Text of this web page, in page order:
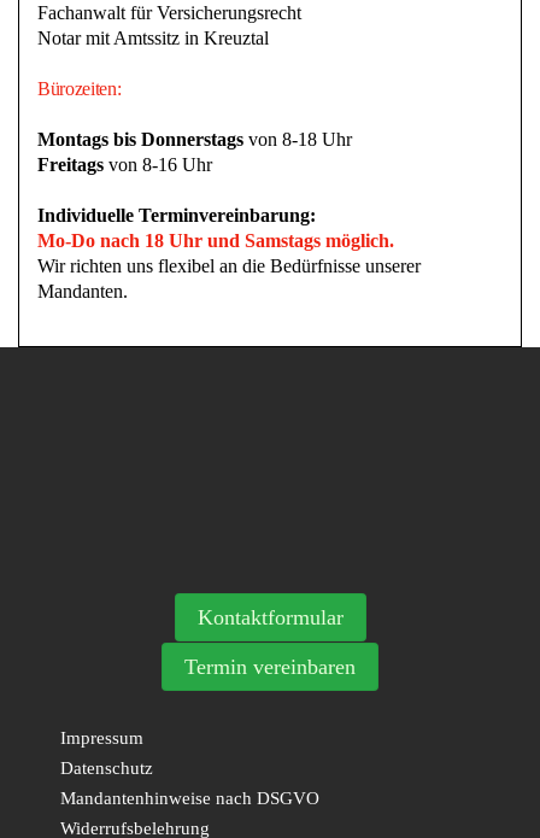
Fachanwalt für Versicherungsrecht
Notar mit Amtssitz in Kreuztal
Bürozeiten:
Montags bis Donnerstags von 8-18 Uhr
Freitags von 8-16 Uhr
Individuelle Terminvereinbarung:
Mo-Do nach 18 Uhr und Samstags möglich.
Wir richten uns flexibel an die Bedürfnisse unserer
Mandanten.
Kontaktformular
Termin vereinbaren
Impressum
Datenschutz
Mandantenhinweise nach DSGVO
Widerrufsbelehrung